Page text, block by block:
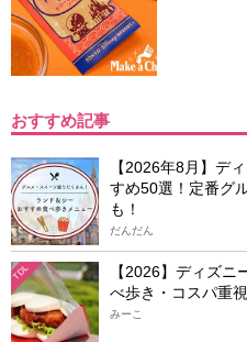
おすすめ記事
【2026年8月】デ
すめ50選！定番グ
も！
だんだん
TDL
【2026】ディズ
べ歩き・コスパ重
みーこ